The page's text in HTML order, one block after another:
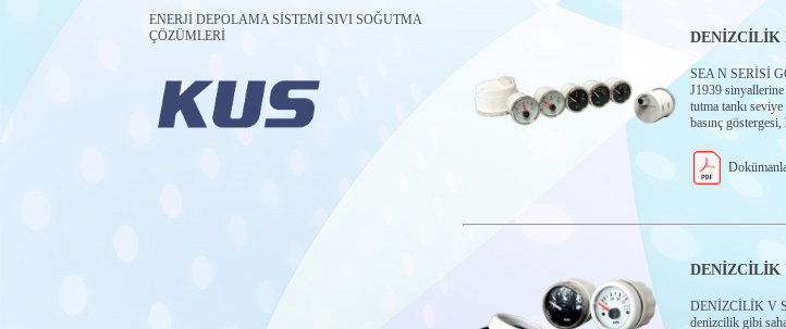
ENERJİ DEPOLAMA SİSTEMİ SIVI SOĞUTMA
ÇÖZÜMLERİ
DENİZCİLİK
SEA N SERİSİ
J1939 sinyallerine
tutma tankı seviye
basınç göstergesi,
DENİZCİLİK
DENİZCİLİK V
denizcilik gibi